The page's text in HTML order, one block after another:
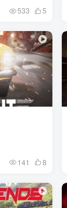
533 5
141 8